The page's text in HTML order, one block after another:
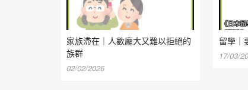
家族滯在｜人數龐大又難以拒絕的
族群
02/02/2026
留學｜
17/03/